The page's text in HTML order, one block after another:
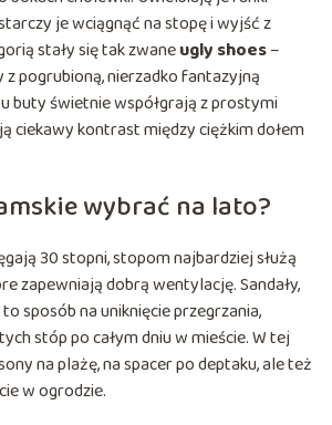
je wciągnąć na stopę i wyjść z
stały się tak zwaneugly shoes–
pogrubioną, nierzadko fantazyjną
buty świetnie współgrają z prostymi
ciekawy kontrast między ciężkim dołem
wybrać na lato?
30 stopni, stopom najbardziej służą
zapewniają dobrą wentylację. Sandały,
sposób na uniknięcie przegrzania,
stóp po całym dniu w mieście. W tej
na plażę, na spacer po deptaku, ale też
w ogrodzie.